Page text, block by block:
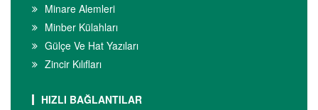
Minare Alemleri
Minber Külahları
Gülçe Ve Hat Yazıları
Zincir Kılıfları
HIZLI BAĞLANTILAR